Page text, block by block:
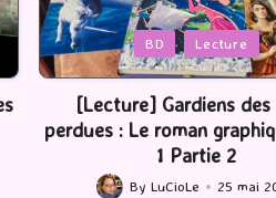
Posted
in
Serie Tv USA
[Série TV] The Madison :
by
By LuCioLe 22 mai